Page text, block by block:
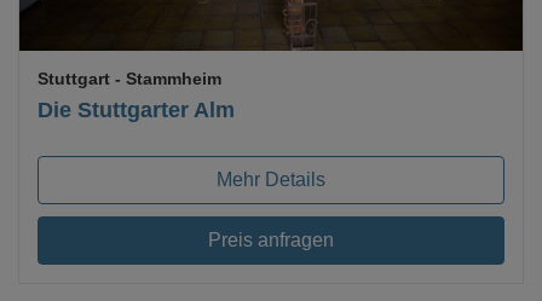
Die Stuttgarter Alm
Stuttgart - Stammheim
Mehr Details
Preis anfragen